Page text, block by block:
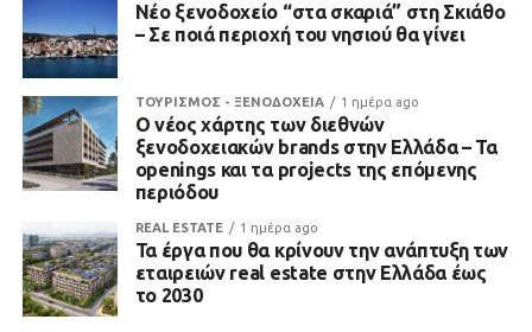
Νέο ξενοδοχείο “στα σκαριά” στη Σκιάθο
– Σε ποιά περιοχή του νησιού θα γίνει
ΤΟΥΡΙΣΜΟΣ - ΞΕΝΟΔΟΧΕΙΑ 1 ημέρα ago
Ο νέος χάρτης των διεθνών
ξενοδοχειακών brands στην Ελλάδα – Τα
openings και τα projects της επόμενης
περιόδου
REAL ESTATE 1 ημέρα ago
Τα έργα που θα κρίνουν την ανάπτυξη των
εταιρειών real estate στην Ελλάδα έως
το 2030